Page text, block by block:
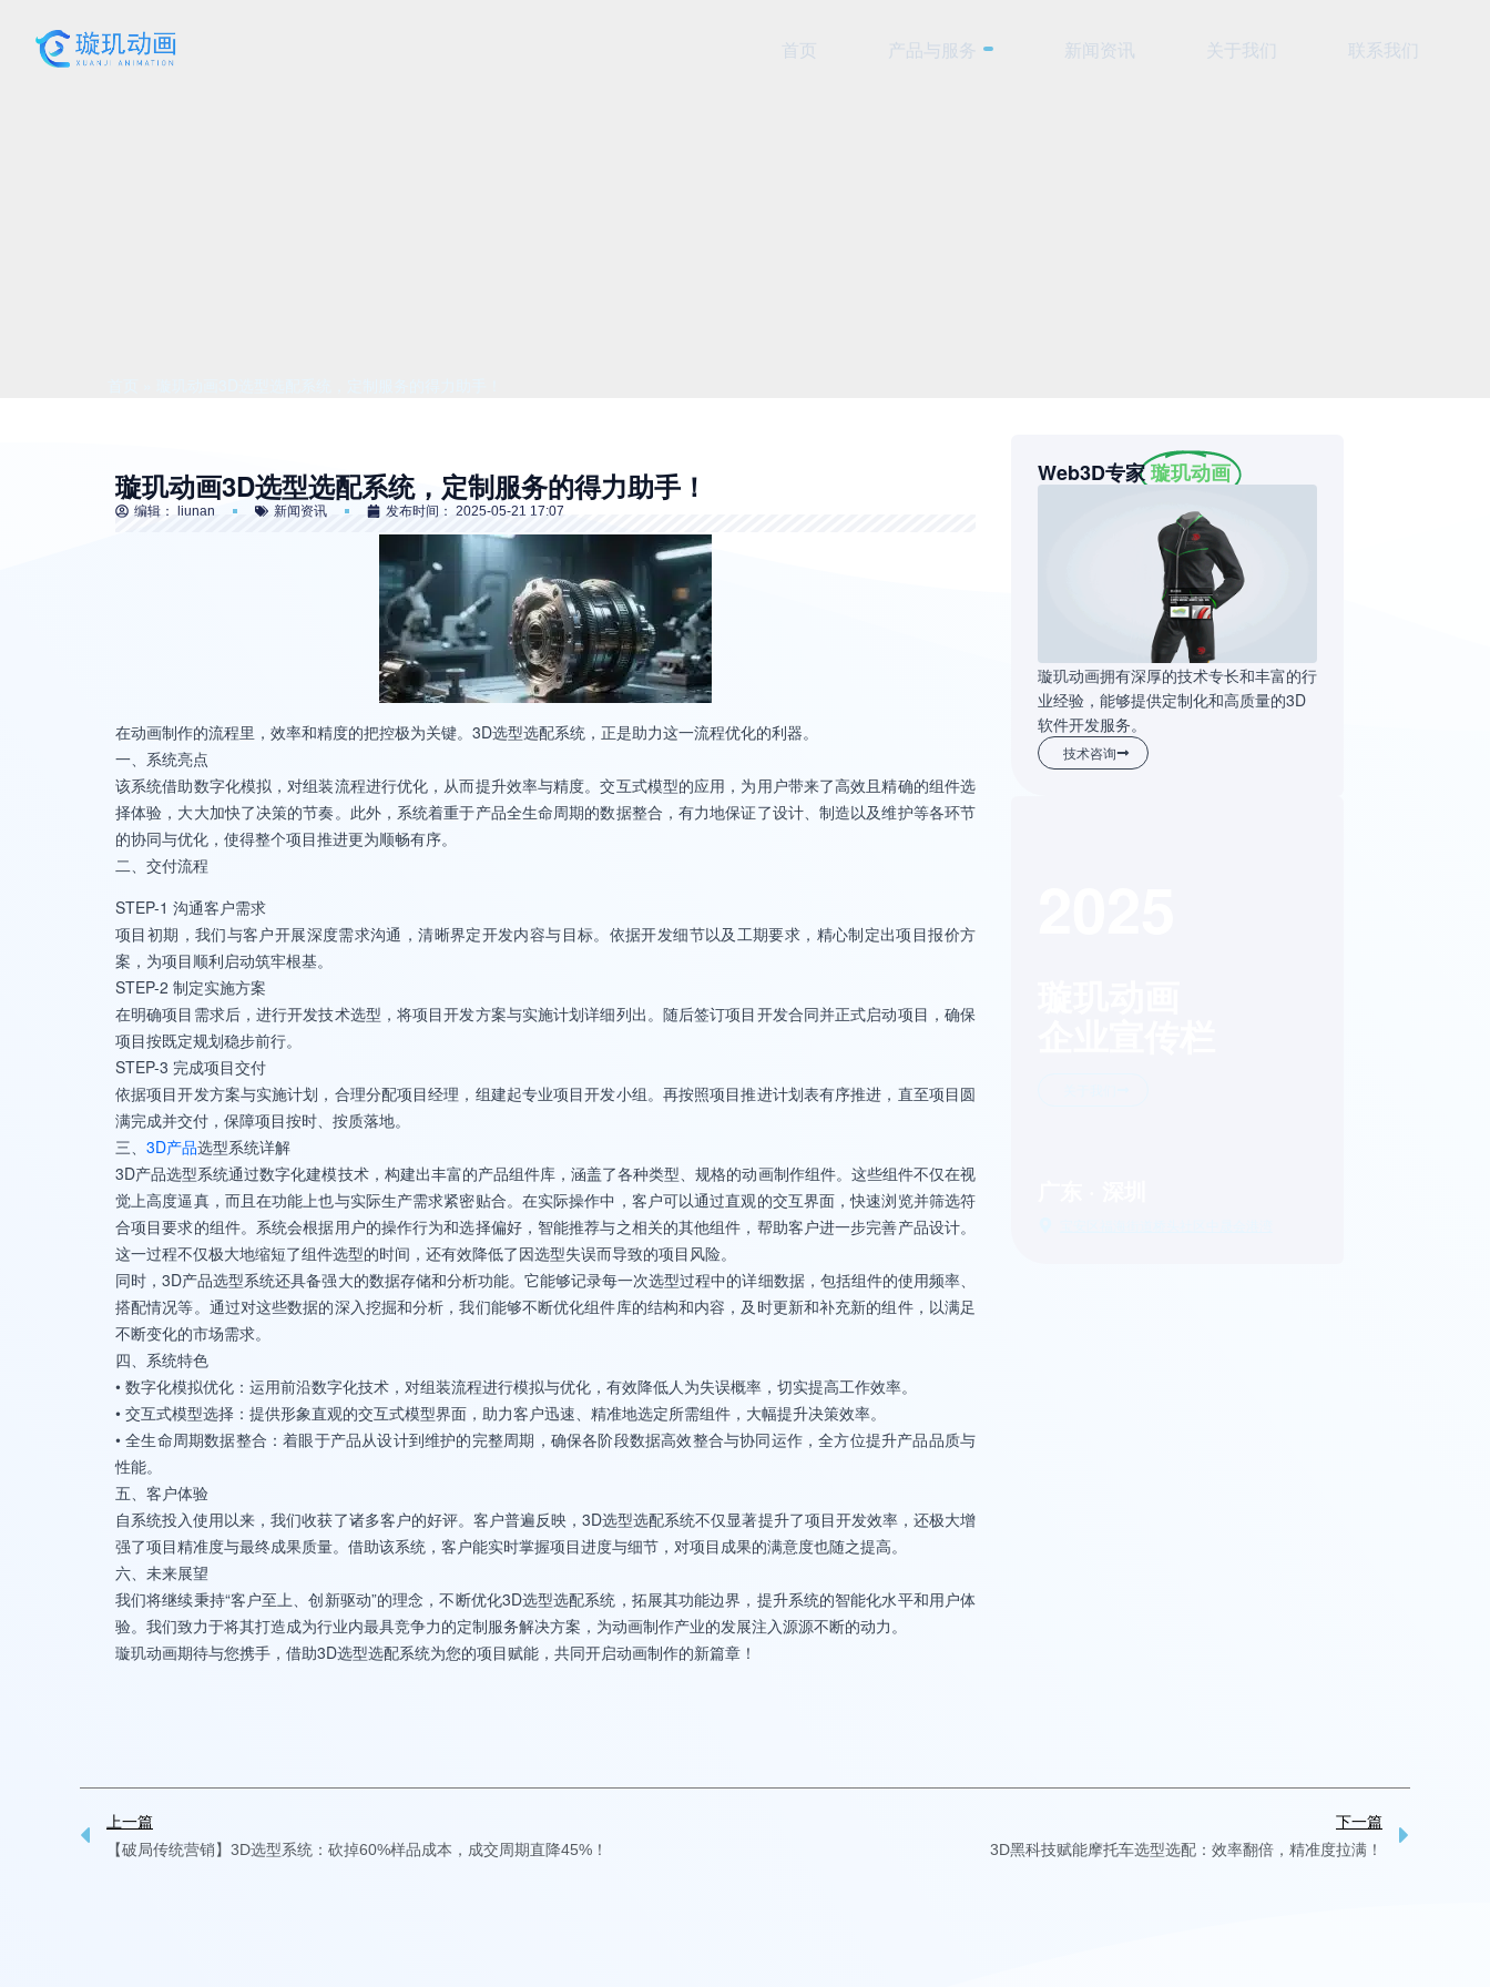
首页 产品与服务 新闻资讯 关于我们 联系我们
璇玑动画3D选型选配系统，定制服务的得力助手！
编辑： liunan 新闻资讯 发布时间： 2025-05-21 17:07
在动画制作的流程里，效率和精度的把控极为关键。3D选型选配系统，正是助力这一流程优化的利器。
一、系统亮点
该系统借助数字化模拟，对组装流程进行优化，从而提升效率与精度。交互式模型的应用，为用户带来了高效且精确的组件选
择体验，大大加快了决策的节奏。此外，系统着重于产品全生命周期的数据整合，有力地保证了设计、制造以及维护等各环节
的协同与优化，使得整个项目推进更为顺畅有序。
二、交付流程
STEP-1 沟通客户需求
项目初期，我们与客户开展深度需求沟通，清晰界定开发内容与目标。依据开发细节以及工期要求，精心制定出项目报价方
案，为项目顺利启动筑牢根基。
STEP-2 制定实施方案
在明确项目需求后，进行开发技术选型，将项目开发方案与实施计划详细列出。随后签订项目开发合同并正式启动项目，确保
项目按既定规划稳步前行。
STEP-3 完成项目交付
依据项目开发方案与实施计划，合理分配项目经理，组建起专业项目开发小组。再按照项目推进计划表有序推进，直至项目圆
满完成并交付，保障项目按时、按质落地。
三、 3D产品选型系统详解
3D产品选型系统通过数字化建模技术，构建出丰富的产品组件库，涵盖了各种类型、规格的动画制作组件。这些组件不仅在视
觉上高度逼真，而且在功能上也与实际生产需求紧密贴合。在实际操作中，客户可以通过直观的交互界面，快速浏览并筛选符
合项目要求的组件。系统会根据用户的操作行为和选择偏好，智能推荐与之相关的其他组件，帮助客户进一步完善产品设计。
这一过程不仅极大地缩短了组件选型的时间，还有效降低了因选型失误而导致的项目风险。
同时，3D产品选型系统还具备强大的数据存储和分析功能。它能够记录每一次选型过程中的详细数据，包括组件的使用频率、
搭配情况等。通过对这些数据的深入挖掘和分析，我们能够不断优化组件库的结构和内容，及时更新和补充新的组件，以满足
不断变化的市场需求。
四、系统特色
• 数字化模拟优化：运用前沿数字化技术，对组装流程进行模拟与优化，有效降低人为失误概率，切实提高工作效率。
• 交互式模型选择：提供形象直观的交互式模型界面，助力客户迅速、精准地选定所需组件，大幅提升决策效率。
• 全生命周期数据整合：着眼于产品从设计到维护的完整周期，确保各阶段数据高效整合与协同运作，全方位提升产品品质与
性能。
五、客户体验
自系统投入使用以来，我们收获了诸多客户的好评。客户普遍反映，3D选型选配系统不仅显著提升了项目开发效率，还极大增
强了项目精准度与最终成果质量。借助该系统，客户能实时掌握项目进度与细节，对项目成果的满意度也随之提高。
六、未来展望
我们将继续秉持“客户至上、创新驱动”的理念，不断优化3D选型选配系统，拓展其功能边界，提升系统的智能化水平和用户体
验。我们致力于将其打造成为行业内最具竞争力的定制服务解决方案，为动画制作产业的发展注入源源不断的动力。
璇玑动画期待与您携手，借助3D选型选配系统为您的项目赋能，共同开启动画制作的新篇章！
Web3D专家璇玑动画
璇玑动画拥有深厚的技术专长和丰富的行
业经验，能够提供定制化和高质量的3D
软件开发服务。
技术咨询
Prev
上一篇
【破局传统营销】3D选型系统：砍掉60%样品成本，成交周期直降45%！
下一篇
3D黑科技赋能摩托车选型选配：效率翻倍，精准度拉满！